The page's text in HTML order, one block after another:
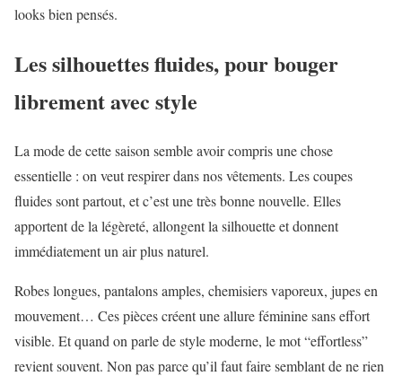
looks bien pensés.
Les silhouettes fluides, pour bouger
librement avec style
La mode de cette saison semble avoir compris une chose
essentielle : on veut respirer dans nos vêtements. Les coupes
fluides sont partout, et c’est une très bonne nouvelle. Elles
apportent de la légèreté, allongent la silhouette et donnent
immédiatement un air plus naturel.
Robes longues, pantalons amples, chemisiers vaporeux, jupes en
mouvement… Ces pièces créent une allure féminine sans effort
visible. Et quand on parle de style moderne, le mot “effortless”
revient souvent. Non pas parce qu’il faut faire semblant de ne rien